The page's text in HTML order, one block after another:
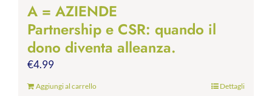
A = AZIENDE
Partnership e CSR: quando il
dono diventa alleanza.
€4.99
Aggiungi al carrello Dettagli